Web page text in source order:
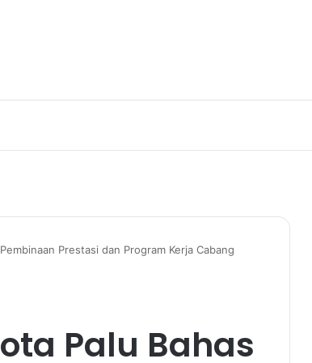
Prestasi dan Program Kerja Cabang
Palu Bahas